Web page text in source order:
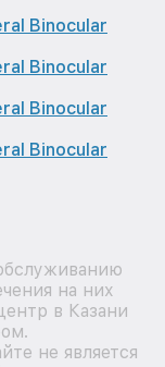
Binocular
Binocular
Binocular
Binocular
на них
в Казани
не является